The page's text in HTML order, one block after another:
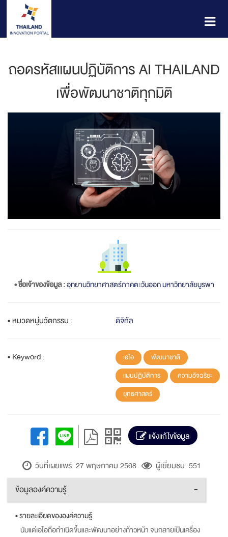
ข้อมูลองค์ความรู้ -
• รายละเอียดขององค์ความรู้
นับแต่เอไอถือกำเนิดขึ้นและพัฒนาอย่างก้าวหน้า จนกลายเป็นเครื่อง
ถอดรหัสแผนปฏิบัติการ AI THAILAND
เพื่อพัฒนาชาติทุกมิติ
• ชื่อเจ้าของข้อมูล :อุทยานวิทยาศาสตร์ภาคตะวันออก มหาวิทยาลัยบูรพา
• หมวดหมู่นวัตกรรม : ดิจิทัล
• Keyword : เอไอ
พัฒนาชาติ
แผนปฏิบัติการ
ความอัจฉริยะ
ยุทธศาสตร์
แจ้งแก้ไขข้อมูล
วันที่เผยแพร่: 27 พฤษภาคม 2568 ผู้เยี่ยมชม: 551